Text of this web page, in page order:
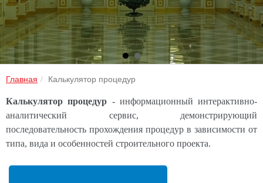
Главная Калькулятор процедур
Калькулятор процедур - информационный интерактивно-
аналитический сервис, демонстрирующий
последовательность прохождения процедур в зависимости от
типа, вида и особенностей строительного проекта.